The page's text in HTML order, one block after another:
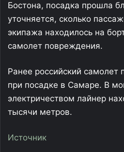
Бостона, посадка прошла
уточняется, сколько
экипажа находилось на
самолет повреждения.
Ранее российский самолет
при посадке в Самаре. В
электричеством лайнер
тысячи метров.
Источник